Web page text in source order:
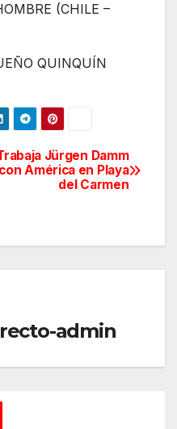
(CHILE –
QUINQUÍN
Jürgen Damm
con América en Playa
del Carmen
admin